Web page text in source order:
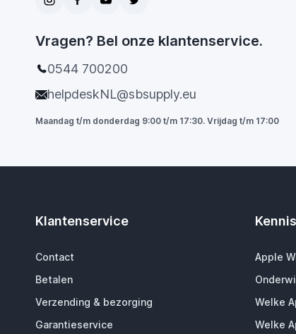
Vragen? Bel onze klantenservice.
0544 700200
helpdeskNL@sbsupply.eu
Maandag t/m donderdag 9:00 t/m 17:30. Vrijdag t/m 17:00
Klantenservice
Contact
Betalen
Verzending & bezorging
Garantieservice
Kennis
Apple
Welke
Welke